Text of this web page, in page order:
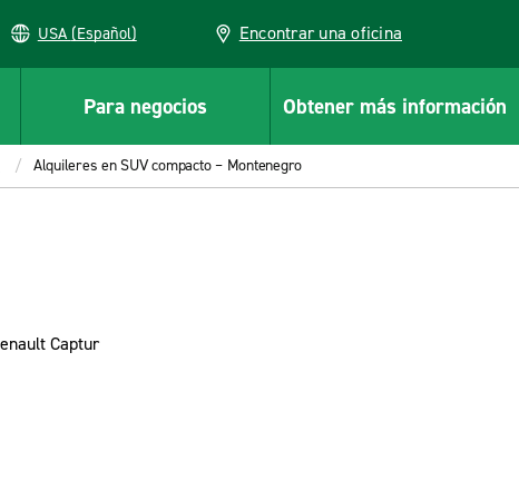
USA (Español) Encontrar una oficina
Para negocios Obtener más información
Alquileres en SUV compacto – Montenegro